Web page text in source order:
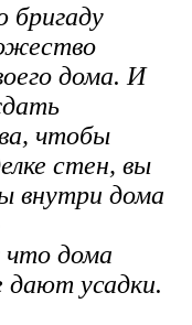
бригаду
дома. И
чтобы
стен, вы
внутри дома
дома
дают усадки.